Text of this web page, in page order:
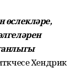
өслекләре,
Хендрик